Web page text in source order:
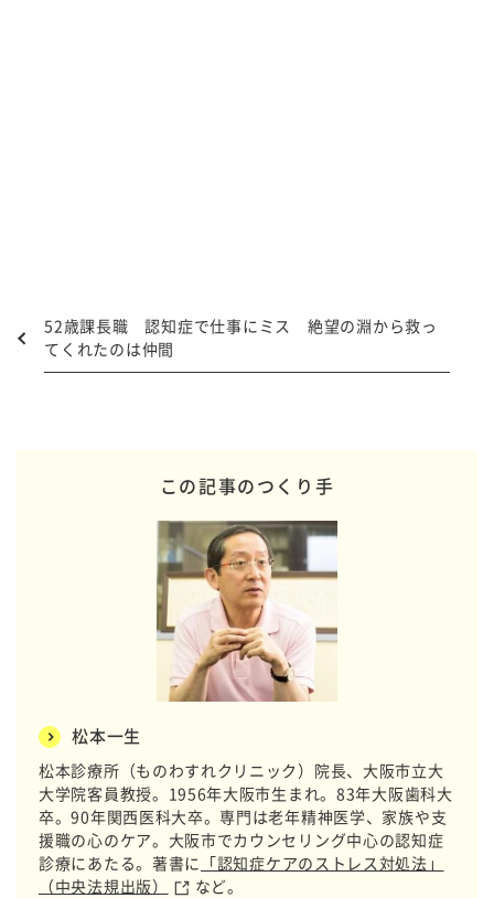
52歳課長職 認知症で仕事にミス 絶望の淵から救っ
てくれたのは仲間
この記事のつくり手
松本一生
松本診療所（ものわすれクリニック）院長、大阪市立大
大学院客員教授。1956年大阪市生まれ。83年大阪歯科大
卒。90年関西医科大卒。専門は老年精神医学、家族や支
援職の心のケア。大阪市でカウンセリング中心の認知症
診療にあたる。著書に 「認知症ケアのストレス対処法」
（中央法規出版）
など。